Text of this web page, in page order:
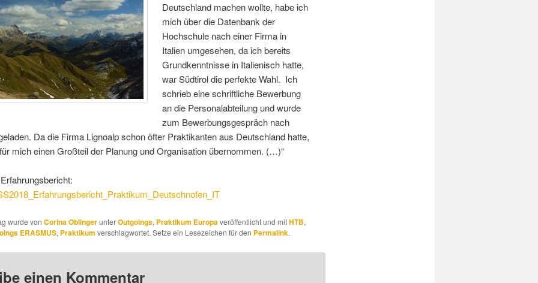
Deutschland machen wollte, habe ich
mich über die Datenbank der
Hochschule nach einer Firma in
Italien umgesehen, da ich bereits
Grundkenntnisse in Italienisch hatte,
war Südtirol die perfekte Wahl. Ich
schrieb eine schriftliche Bewerbung
an die Personalabteilung und wurde
zum Bewerbungsgespräch nach
Da die Firma Lignoalp schon öfter Praktikanten aus Deutschland hatte,
mich einen Großteil der Planung und Organisation übernommen. (…)“
wurde von Corina OblingerunterOutgoings, Praktikum Europaveröffentlicht und mitHTB,
ERASMUS, Praktikum verschlagwortet. Setze ein Lesezeichen für den Permalink.
einen Kommentar